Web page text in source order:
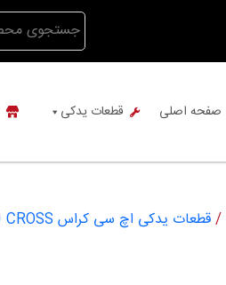
جستجو
برای:
صفحه اصلی قطعات یدکی
/قطعات یدکی اچ سی کراس H30 CROSS